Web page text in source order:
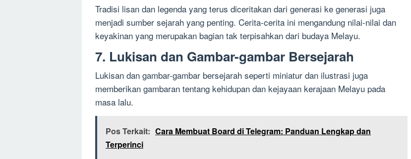
Tradisi lisan dan legenda yang terus diceritakan dari generasi ke generasi juga
menjadi sumber sejarah yang penting. Cerita-cerita ini mengandung nilai-nilai dan
keyakinan yang merupakan bagian tak terpisahkan dari budaya Melayu.
7. Lukisan dan Gambar-gambar Bersejarah
Lukisan dan gambar-gambar bersejarah seperti miniatur dan ilustrasi juga
memberikan gambaran tentang kehidupan dan kejayaan kerajaan Melayu pada
masa lalu.
Pos Terkait: Cara Membuat Board di Telegram: Panduan Lengkap dan
Terperinci